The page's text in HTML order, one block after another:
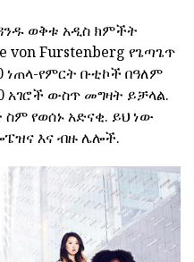
ወቅቱ አዲስ ክምችት
Furstenberg የጌጣጌጥ
የምርት ቡቲኮች በዓለም
አገሮች ውስጥ መግዛት ይቻላል.
የወሰኑ አድናቂ. ይህ ነው
እና ብዙ ሌሎች.